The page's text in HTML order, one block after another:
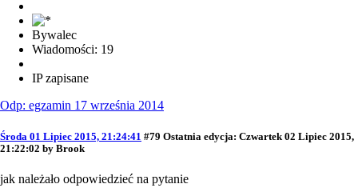
Bywalec
Wiadomości: 19
IP zapisane
Odp: egzamin 17 września 2014
Środa 01 Lipiec 2015, 21:24:41 #79 Ostatnia edycja: Czwartek 02 Lipiec 2015,
21:22:02 by Brook
jak należało odpowiedzieć na pytanie